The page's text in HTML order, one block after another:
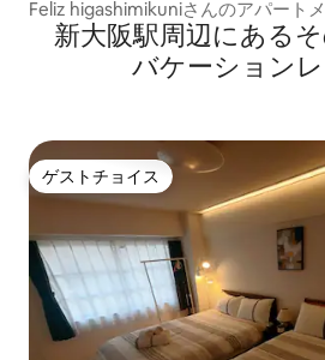
Feliz higashimikuniさんのアパート
新大阪駅⁠周⁠辺⁠に⁠あ⁠る
バ⁠ケ⁠ー⁠シ⁠ョ⁠ン⁠
ゲストチョイス
ゲストチョイス